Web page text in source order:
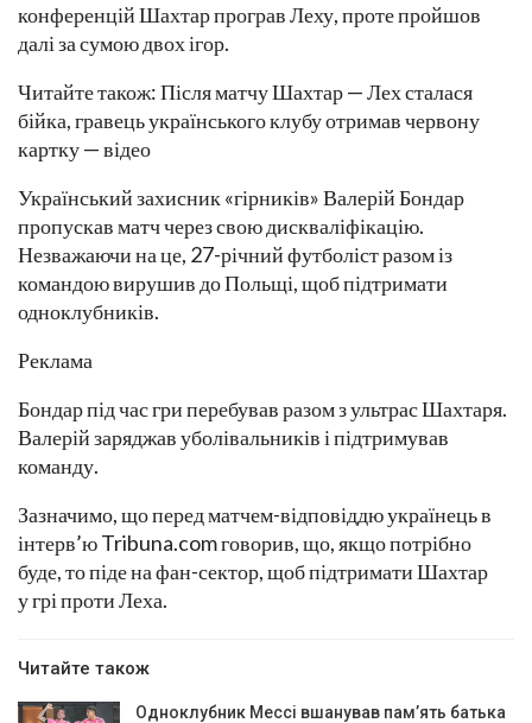
конференцій Шахтар програв Леху, проте пройшов
далі за сумою двох ігор.
Читайте також: Після матчу Шахтар — Лех сталася
бійка, гравець українського клубу отримав червону
картку — відео
Український захисник «гірників» Валерій Бондар
пропускав матч через свою дискваліфікацію.
Незважаючи на це, 27-річний футболіст разом із
командою вирушив до Польщі, щоб підтримати
одноклубників.
Реклама
Бондар під час гри перебував разом з ультрас Шахтаря.
Валерій заряджав уболівальників і підтримував
команду.
Зазначимо, що перед матчем-відповіддю українець в
інтерв’ю Tribuna.com говорив, що, якщо потрібно
буде, то піде на фан-сектор, щоб підтримати Шахтар
у грі проти Леха.
Читайте також
Одноклубник Мессі вшанував пам’ять батька